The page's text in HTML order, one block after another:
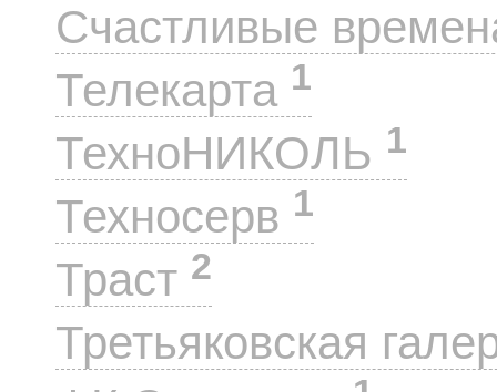
Счастливые
Телекарта 1
ТехноНИКОЛЬ 1
Техносерв 1
Траст 2
Третьяковская